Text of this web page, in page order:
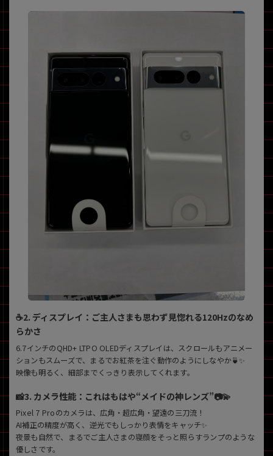
☕2. ディスプレイ：ご主人さまも思わず見惚れる120Hzのなめ
らかさ
6.7インチのQHD+ LTPO OLEDディスプレイは、スクロールもアニメー
ションもスムーズで、まるでお紅茶を注ぐ動作のようにしなやか🍵✨
映像も明るく、細部までくっきり表示してくれます。
📸3. カメラ性能：これはもはや“メイドの神レンズ”📷💫
Pixel 7 Proのカメラは、広角・超広角・望遠の三刀流！
AI補正の精度が高く、逆光でもしっかり表情をキャッチ✨
夜景も自然で、まるでご主人さまの寝顔をそっと照らすランプのような
優しさです。
年 月 から
月 まで